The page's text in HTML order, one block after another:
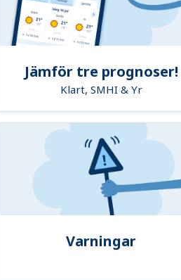
Jämför tre prognoser!
Klart, SMHI & Yr
Varningar